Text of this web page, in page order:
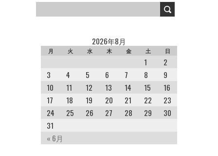
2026年8月
月 火 水 木 金 土 日
« 6月
1
2
3
4 5 6 7 8
9
10
11 12 13 14 15
16
17
18 19 20 21 22
23
24
25 26 27 28 29
30
31